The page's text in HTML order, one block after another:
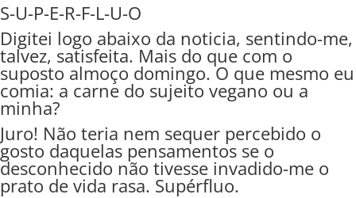
S-U-P-E-R-F-L-U-O
Digitei logo abaixo da noticia, sentindo-me,
talvez, satisfeita. Mais do que com o
suposto almoço domingo. O que mesmo eu
comia: a carne do sujeito vegano ou a
minha?
Juro! Não teria nem sequer percebido o
gosto daquelas pensamentos se o
desconhecido não tivesse invadido-me o
prato de vida rasa. Supérfluo.